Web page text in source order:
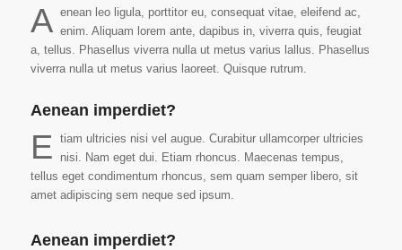
A enean leo ligula, porttitor eu, consequat vitae, eleifend ac,
enim. Aliquam lorem ante, dapibus in, viverra quis, feugiat
a, tellus. Phasellus viverra nulla ut metus varius lallus. Phasellus
viverra nulla ut metus varius laoreet. Quisque rutrum.
Aenean imperdiet?
E tiam ultricies nisi vel augue. Curabitur ullamcorper ultricies
nisi. Nam eget dui. Etiam rhoncus. Maecenas tempus,
tellus eget condimentum rhoncus, sem quam semper libero, sit
amet adipiscing sem neque sed ipsum.
Aenean imperdiet?